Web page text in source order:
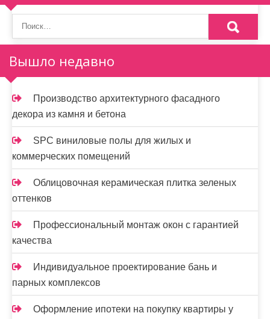
Вышло недавно
Производство архитектурного фасадного
декора из камня и бетона
SPC виниловые полы для жилых и
коммерческих помещений
Облицовочная керамическая плитка зеленых
оттенков
Профессиональный монтаж окон с гарантией
качества
Индивидуальное проектирование бань и
парных комплексов
Оформление ипотеки на покупку квартиры у